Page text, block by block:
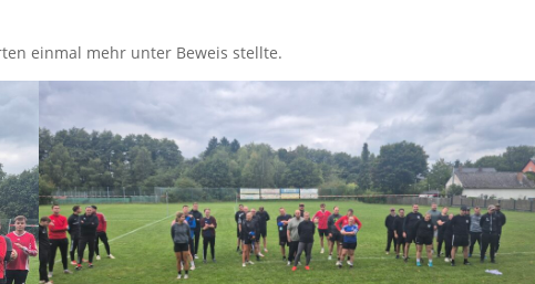
einmal mehr unter Beweis stellte.